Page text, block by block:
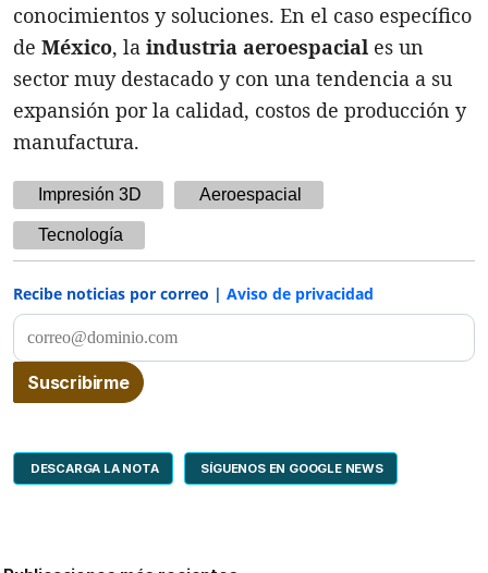
conocimientos y soluciones. En el caso específico
de México, la industria aeroespacial es un
sector muy destacado y con una tendencia a su
expansión por la calidad, costos de producción y
manufactura.
Impresión 3D Aeroespacial
Tecnología
Recibe noticias por correo | Aviso de privacidad
DESCARGA LA NOTA SÍGUENOS EN GOOGLE NEWS